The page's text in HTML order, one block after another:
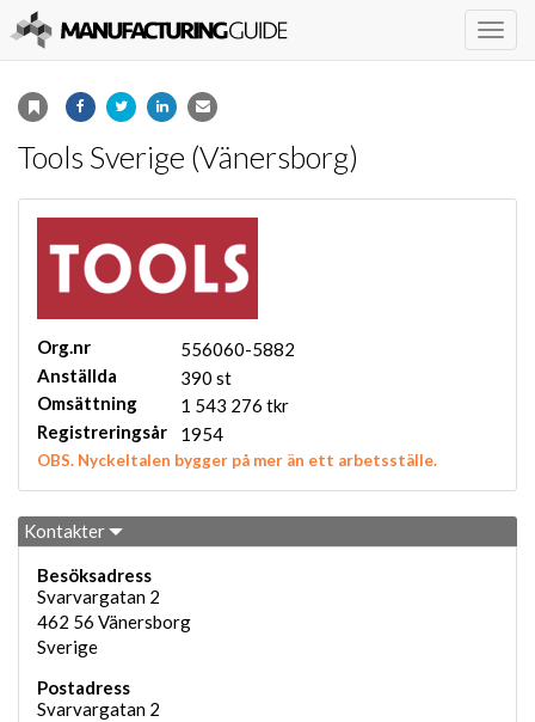
Tools Sverige (Vänersborg)
Org.nr
556060-5882
Anställda
390 st
Omsättning
1 543 276 tkr
Registreringsår
1954
OBS. Nyckeltalen bygger på mer än ett arbetsställe.
Kontakter
Besöksadress
Svarvargatan 2
462 56 Vänersborg
Sverige
Postadress
Svarvargatan 2